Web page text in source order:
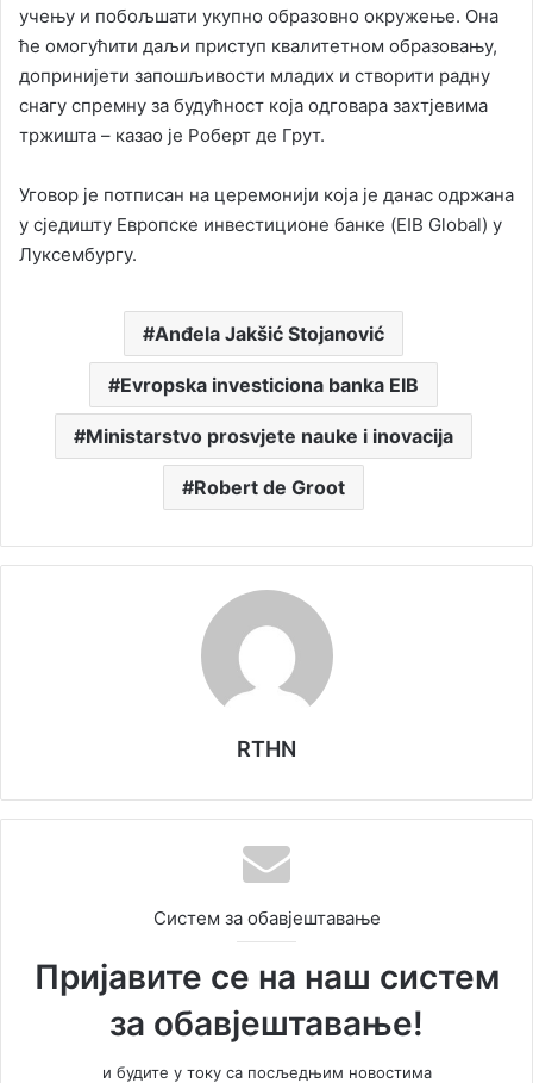
учењу и побољшати укупно образовно окружење. Она
ће омогућити даљи приступ квалитетном образовању,
допринијети запошљивости младих и створити радну
снагу спремну за будућност која одговара захтјевима
тржишта – казао је Роберт де Грут.
Уговор је потписан на церемонији која је данас одржана
у сједишту Европске инвестиционе банке (EIB Global) у
Луксембургу.
Anđela Jakšić Stojanović
Evropska investiciona banka EIB
Ministarstvo prosvjete nauke i inovacija
Robert de Groot
RTHN
Систем за обавјештавање
Пријавите се на наш систем
за обавјештавање!
и будите у току са посљедњим новостима